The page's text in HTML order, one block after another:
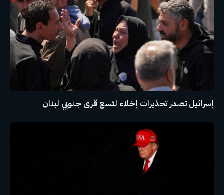
إسرائيل تصدر تحذيرات إخلاء لتسع قرى جنوبي لبنان